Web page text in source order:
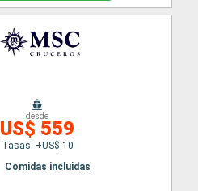
desde
US$ 559
Tasas: +US$ 10
Comidas incluidas